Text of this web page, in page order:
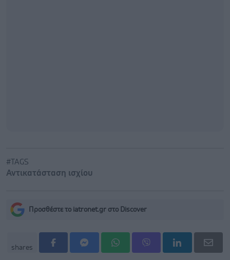
#TAGS
Αντικατάσταση ισχίου
Προσθέστε το iatronet.gr στο Discover
shares